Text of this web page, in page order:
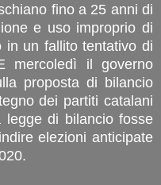
fino a 25 anni di
e uso improprio di
un fallito tentativo di
mercoledì il governo
proposta di bilancio
dei partiti catalani
legge di bilancio fosse
elezioni anticipate